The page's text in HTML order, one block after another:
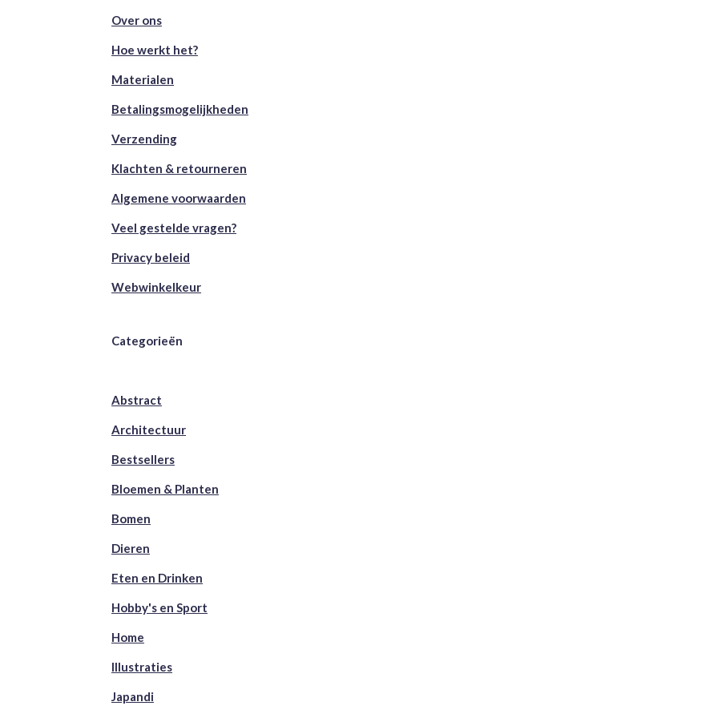
Over ons
Hoe werkt het?
Materialen
Betalingsmogelijkheden
Verzending
Klachten & retourneren
Algemene voorwaarden
Veel gestelde vragen?
Privacy beleid
Webwinkelkeur
Categorieën
Abstract
Architectuur
Bestsellers
Bloemen & Planten
Bomen
Dieren
Eten en Drinken
Hobby's en Sport
Home
Illustraties
Japandi